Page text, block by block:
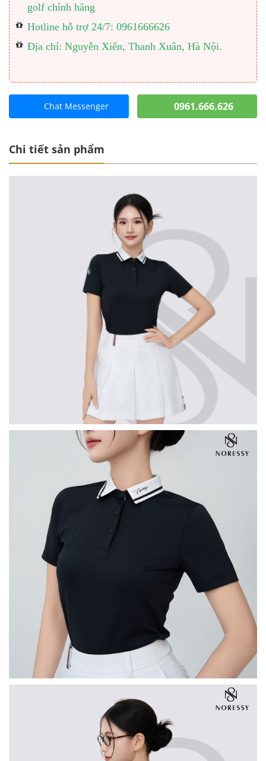
golf chính hãng
Hotline hỗ trợ 24/7: 0961666626
Địa chỉ: Nguyễn Xiển, Thanh Xuân, Hà Nội.
Chat Messenger 0961.666.626
Chi tiết sản phẩm